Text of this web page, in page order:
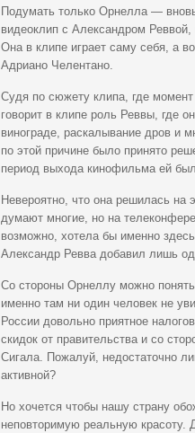
Подумать только Орнелла —
видеоклип с Александром
Она в клипе играет саму себя, а
Адриано Челентано.
Судя по сюжету клипа, где
говорит в клипе роль Реввы, где
винограде, раскалывание дров и
по этой причине было принято
период выхода кинофильма ей
Невероятно, что она решилась на
думают многие, но на
возможно, хотела бы именно
Александр Ревва добавил лишь
Со стороны Орнеллу можно
именно там ни один человек не
России довольно приятное
скидок от правительства и со
Сигала. Пожалуй, недостаточно
активной?
Но хочется чтобы нашу страну
неповторимую реальную красоту.